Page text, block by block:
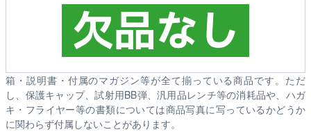
箱・説明書・付属のマガジン等が全て揃っている商品です。ただ
し、保護キャップ、試射用BB弾、汎用品レンチ等の消耗品や、ハガ
キ・フライヤー等の書類については商品写真に写っているかどうか
に関わらず付属しないことがあります。